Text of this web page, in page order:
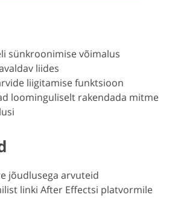
sünkroonimise võimalus
liides
liigitamise funktsioon
loominguliselt rakendada mitme
jõudlusega arvuteid
linki After Effectsi platvormile